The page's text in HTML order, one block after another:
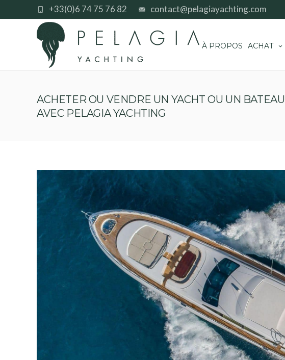
contact@pelagiayachting.com
+33(0)6 74 75 76 82
À PROPOS ACHAT
ACHETER OU VENDRE UN YACHT OU UN BATEAU
AVEC PELAGIA YACHTING